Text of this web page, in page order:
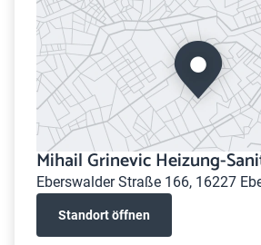
Mihail Grinevic Heizung-
Eberswalder Straße 166, 16227
Standort öffnen